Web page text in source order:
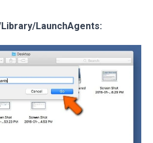
LaunchAgents: